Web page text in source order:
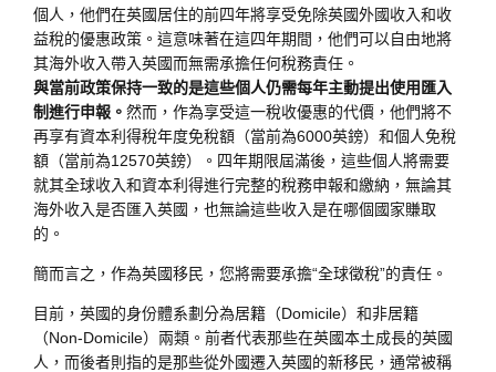
個人，他們在英國居住的前四年將享受免除英國外國收入和收
益稅的優惠政策。這意味著在這四年期間，他們可以自由地將
其海外收入帶入英國而無需承擔任何稅務責任。
與當前政策保持一致的是這些個人仍需每年主動提出使用匯入
制進行申報。 然而，作為享受這一稅收優惠的代價，他們將不
再享有資本利得稅年度免稅額（當前為6000英鎊）和個人免稅
額（當前為12570英鎊）。四年期限屆滿後，這些個人將需要
就其全球收入和資本利得進行完整的稅務申報和繳納，無論其
海外收入是否匯入英國，也無論這些收入是在哪個國家賺取
的。
簡而言之，作為英國移民，您將需要承擔“全球徵稅”的責任。
目前，英國的身份體系劃分為居籍（Domicile）和非居籍
（Non-Domicile）兩類。前者代表那些在英國本土成長的英國
人，而後者則指的是那些從外國遷入英國的新移民，通常被稱